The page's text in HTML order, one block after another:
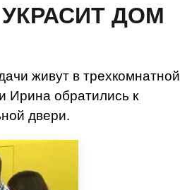
ДОМ
живут в трехкомнатной
Ирина обратились к
двери.